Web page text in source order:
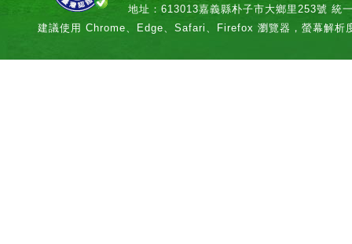
地址：613013嘉義縣朴子市大鄉里253號 統
建議使用 Chrome、Edge、Safari、Firefox 瀏覽器，螢幕解